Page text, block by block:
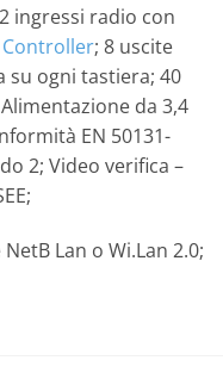
ingressi radio con
Controller; 8 uscite
su ogni tastiera; 40
da 3,4
EN 50131-
2; Video verifica –
Lan o Wi.Lan 2.0;